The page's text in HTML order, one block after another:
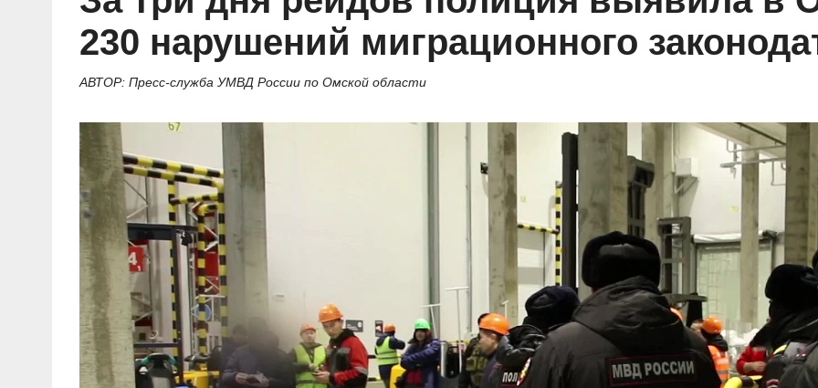
Документальные фильмы
В знании сила
Специальный репортаж
КиберПОСТОВОЙ
Газета «Щит и меч»
Журнал «Полиция России»
О ПОРТАЛЕ
230 нарушений миграционного
АВТОР: Пресс-служба УМВД России по Омской области